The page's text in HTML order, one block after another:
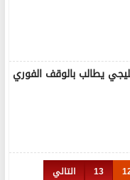
يطالب بالوقف الفوري
13
التالي